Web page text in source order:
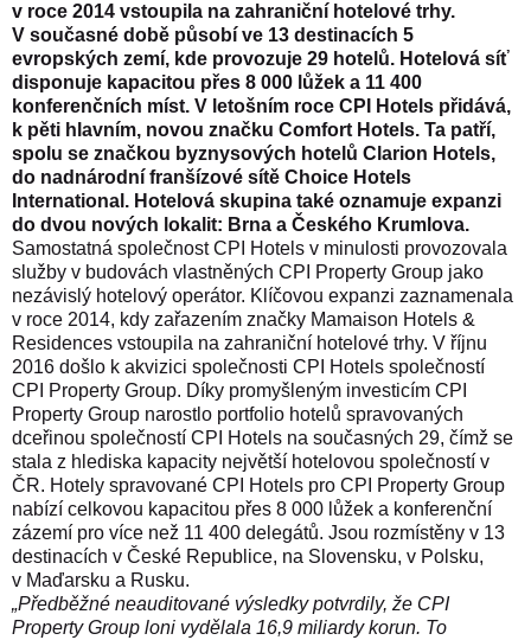
v roce 2014 vstoupila na zahraniční hotelové trhy.
V současné době působí ve 13 destinacích 5
evropských zemí, kde provozuje 29 hotelů. Hotelová síť
disponuje kapacitou přes 8 000 lůžek a 11 400
konferenčních míst. V letošním roce CPI Hotels přidává,
k pěti hlavním, novou značku Comfort Hotels. Ta patří,
spolu se značkou byznysových hotelů Clarion Hotels,
do nadnárodní franšízové sítě Choice Hotels
International. Hotelová skupina také oznamuje expanzi
do dvou nových lokalit: Brna a Českého Krumlova.
Samostatná společnost CPI Hotels v minulosti provozovala
služby v budovách vlastněných CPI Property Group jako
nezávislý hotelový operátor. Klíčovou expanzi zaznamenala
v roce 2014, kdy zařazením značky Mamaison Hotels &
Residences vstoupila na zahraniční hotelové trhy. V říjnu
2016 došlo k akvizici společnosti CPI Hotels společností
CPI Property Group. Díky promyšleným investicím CPI
Property Group narostlo portfolio hotelů spravovaných
dceřinou společností CPI Hotels na současných 29, čímž se
stala z hlediska kapacity největší hotelovou společností v
ČR. Hotely spravované CPI Hotels pro CPI Property Group
nabízí celkovou kapacitou přes 8 000 lůžek a konferenční
zázemí pro více než 11 400 delegátů. Jsou rozmístěny v 13
destinacích v České Republice, na Slovensku, v Polsku,
v Maďarsku a Rusku.
„Předběžné neauditované výsledky potvrdily, že CPI
Property Group loni vydělala 16,9 miliardy korun. To